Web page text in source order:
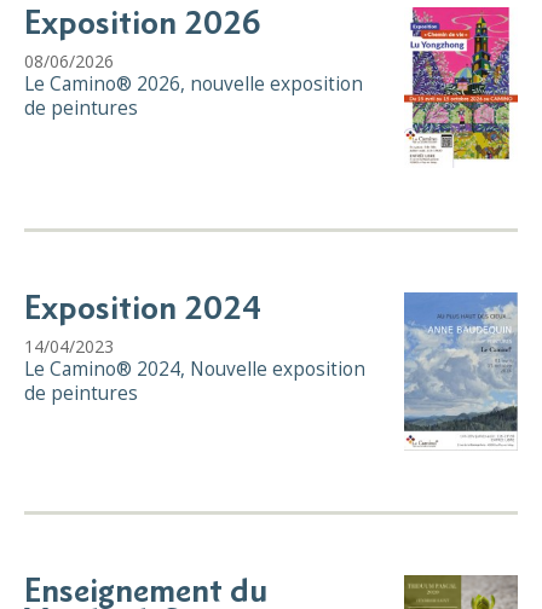
Exposition 2026
08/06/2026
Le Camino® 2026, nouvelle exposition
de peintures
Exposition 2024
14/04/2023
Le Camino® 2024, Nouvelle exposition
de peintures
Enseignement du